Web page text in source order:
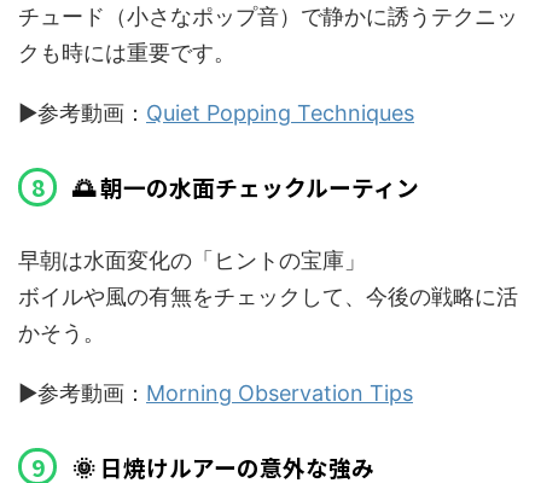
チュード（小さなポップ音）で静かに誘うテクニッ
クも時には重要です。
▶️参考動画： Quiet Popping Techniques
🌅 朝一の水面チェックルーティン
早朝は水面変化の「ヒントの宝庫」
ボイルや風の有無をチェックして、今後の戦略に活
かそう。
▶️参考動画： Morning Observation Tips
🌞 日焼けルアーの意外な強み